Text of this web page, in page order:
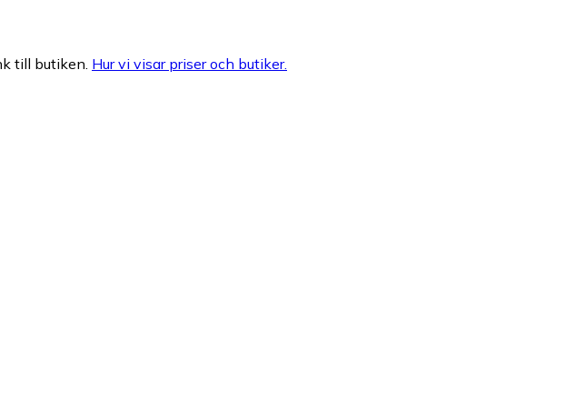
till butiken. Hur vi visar priser och butiker.